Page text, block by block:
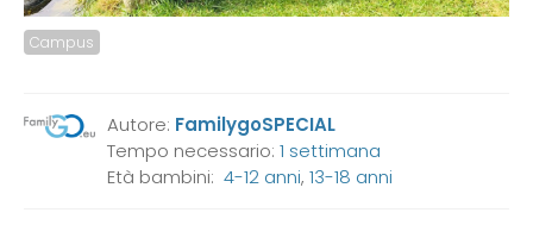
Campus
Autore: FamilygoSPECIAL
Tempo necessario: 1 settimana
Età bambini: 4-12 anni, 13-18 anni